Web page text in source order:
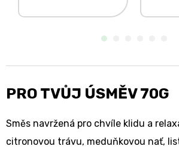
květů a listů
PRO TVŮJ ÚSMĚV 70G
Směs navržená pro chvíle klidu a
citronovou trávu, meduňkovou nať,